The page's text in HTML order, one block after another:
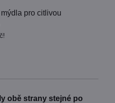
pro citlivou
obě strany stejné po